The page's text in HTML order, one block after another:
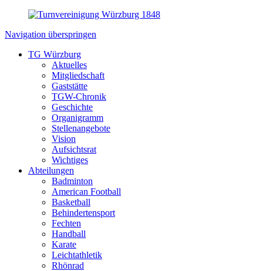
Navigation überspringen
TG Würzburg
Aktuelles
Mitgliedschaft
Gaststätte
TGW-Chronik
Geschichte
Organigramm
Stellenangebote
Vision
Aufsichtsrat
Wichtiges
Abteilungen
Badminton
American Football
Basketball
Behindertensport
Fechten
Handball
Karate
Leichtathletik
Rhönrad